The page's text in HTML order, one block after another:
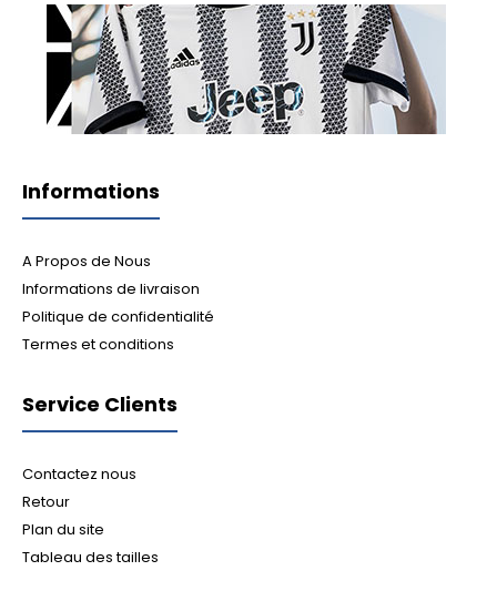
Informations
A Propos de Nous
Informations de livraison
Politique de confidentialité
Termes et conditions
Service Clients
Contactez nous
Retour
Plan du site
Tableau des tailles